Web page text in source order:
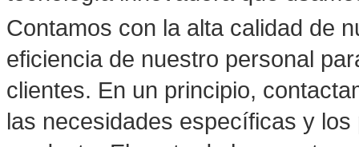
Contamos con la alta calidad de
eficiencia de nuestro personal
clientes. En un principio,
las necesidades específicas y